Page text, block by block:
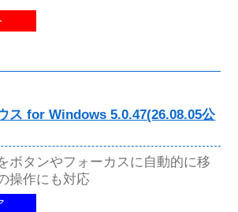
ス for Windows 5.0.47(26.08.05公
ボタンやフォーカスに自動的に移
操作にも対応